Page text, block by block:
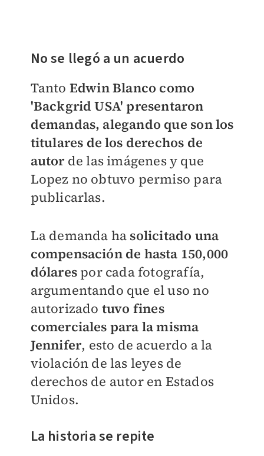
No se llegó a un acuerdo
Tanto Edwin Blanco como
'Backgrid USA' presentaron
demandas, alegando que son los
titulares de los derechos de
autor de las imágenes y que
Lopez no obtuvo permiso para
publicarlas.
La demanda ha solicitado una
compensación de hasta 150,000
dólarespor cada fotografía,
argumentando que el uso no
autorizado tuvo fines
comerciales para la misma
Jennifer, esto de acuerdo a la
violación de las leyes de
derechos de autor en Estados
Unidos.
La historia se repite